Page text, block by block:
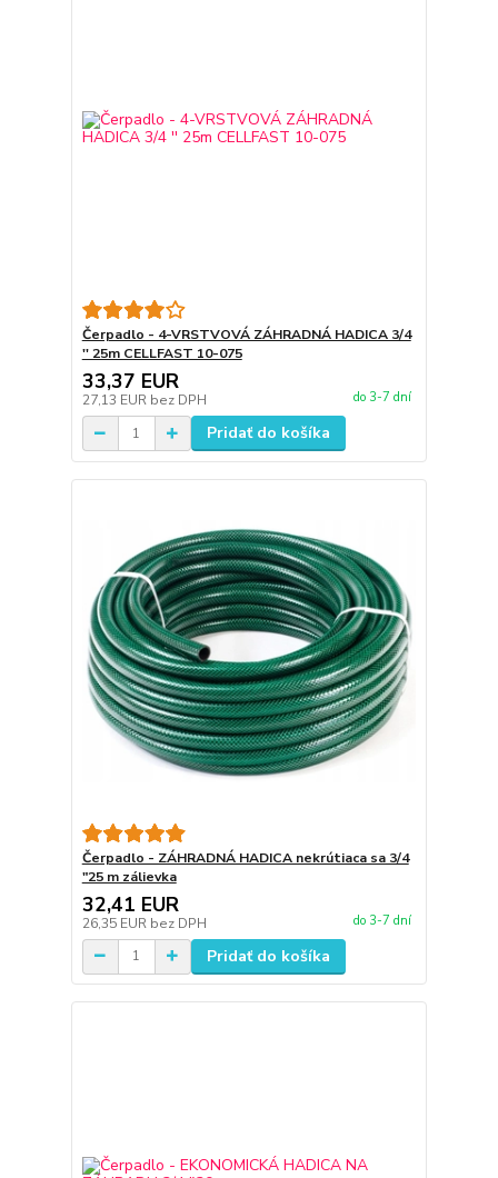
Čerpadlo - 4-VRSTVOVÁ ZÁHRADNÁ HADICA 3/4
'' 25m CELLFAST 10-075
33,37 EUR
27,13 EUR bez DPH do 3-7 dní
Pridať do košíka
Čerpadlo - ZÁHRADNÁ HADICA nekrútiaca sa 3/4
"25 m zálievka
32,41 EUR
26,35 EUR bez DPH do 3-7 dní
Pridať do košíka